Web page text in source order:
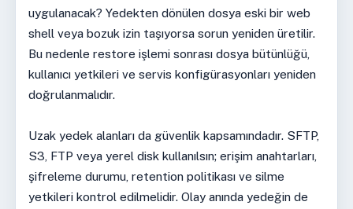
uygulanacak? Yedekten dönülen dosya eski bir web
shell veya bozuk izin taşıyorsa sorun yeniden üretilir.
Bu nedenle restore işlemi sonrası dosya bütünlüğü,
kullanıcı yetkileri ve servis konfigürasyonları yeniden
doğrulanmalıdır.
Uzak yedek alanları da güvenlik kapsamındadır. SFTP,
S3, FTP veya yerel disk kullanılsın; erişim anahtarları,
şifreleme durumu, retention politikası ve silme
yetkileri kontrol edilmelidir. Olay anında yedeğin de